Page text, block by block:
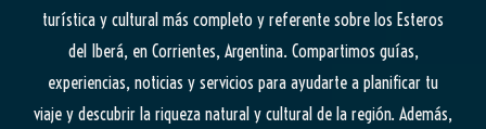
turística y cultural más completo y referente sobre los Esteros
del Iberá, en Corrientes, Argentina. Compartimos guías,
experiencias, noticias y servicios para ayudarte a planificar tu
viaje y descubrir la riqueza natural y cultural de la región. Además,